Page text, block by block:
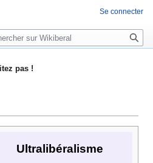
pas !
Ultralibéralisme
Se connecter